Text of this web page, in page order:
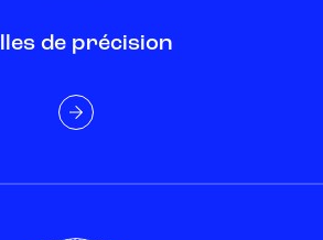
de précision